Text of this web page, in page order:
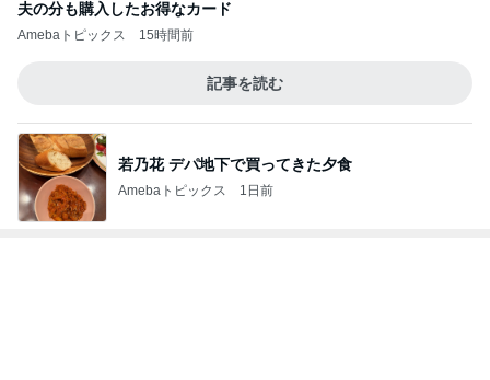
Amebaトピックス 1日前